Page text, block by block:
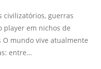
civilizatórios, guerras
player em nichos de
O mundo vive atualmente
entre…